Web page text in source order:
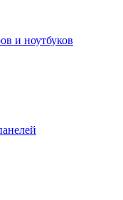
и ноутбуков